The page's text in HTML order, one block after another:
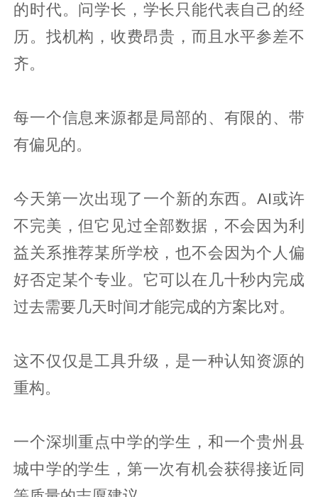
的时代。问学长，学长只能代表自己的经
历。找机构，收费昂贵，而且水平参差不
齐。
每一个信息来源都是局部的、有限的、带
有偏见的。
今天第一次出现了一个新的东西。AI或许
不完美，但它见过全部数据，不会因为利
益关系推荐某所学校，也不会因为个人偏
好否定某个专业。它可以在几十秒内完成
过去需要几天时间才能完成的方案比对。
这不仅仅是工具升级，是一种认知资源的
重构。
一个深圳重点中学的学生，和一个贵州县
城中学的学生，第一次有机会获得接近同